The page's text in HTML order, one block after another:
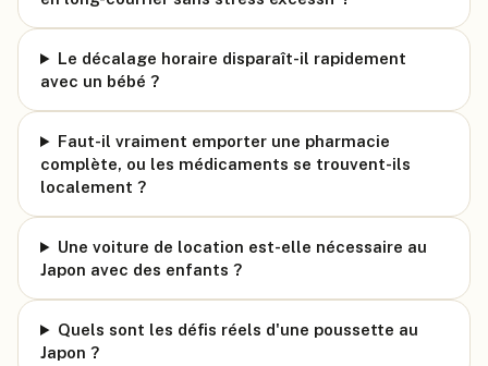
Le décalage horaire disparaît-il rapidement
avec un bébé ?
Faut-il vraiment emporter une pharmacie
complète, ou les médicaments se trouvent-ils
localement ?
Une voiture de location est-elle nécessaire au
Japon avec des enfants ?
Quels sont les défis réels d'une poussette au
Japon ?